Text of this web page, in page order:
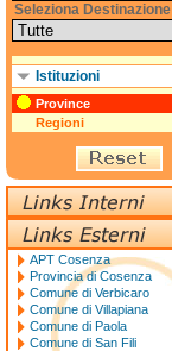
Seleziona Destinazione
Istituzioni
Province
Regioni
APT Cosenza
Provincia di Cosenza
Comune di Verbicaro
Comune di Villapiana
Comune di Paola
Comune di San Fili